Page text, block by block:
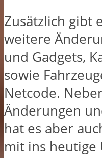
Zusätzlich gibt
weitere
und Gadgets,
sowie
Netcode.
Änderungen
hat es aber
mit ins heutige